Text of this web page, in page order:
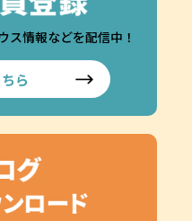
ス情報などを配信中！
ら